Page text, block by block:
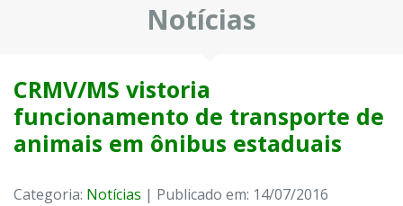
Notícias
CRMV/MS vistoria
funcionamento de transporte de
animais em ônibus estaduais
Categoria: Notícias | Publicado em: 14/07/2016